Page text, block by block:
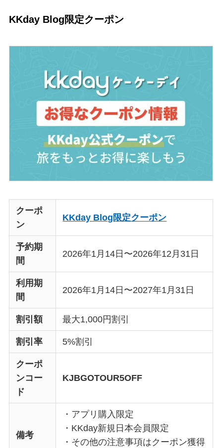
KKday Blog限定クーポン
クーポ
ン
KKday Blog限定クーポン
予約期
間
2026年1月14日〜2026年12月31日
利用期
間
2026年1月14日〜2027年1月31日
割引額 最大1,000円割引
割引率 5%割引
クーポ
ンコー
ド
KJBGOTOUR5OFF
備考
・アプリ購入限定
・KKday新規日本会員限定
・その他の注意事項はクーポン獲得